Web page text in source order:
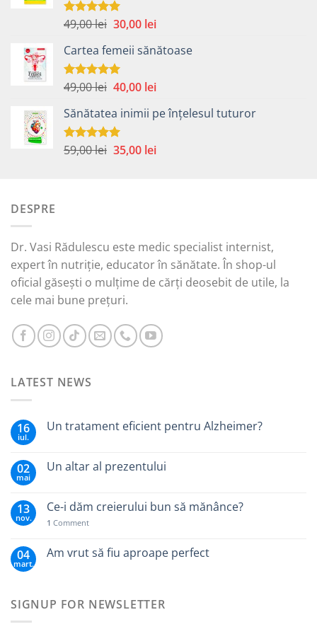
Evaluat la
49,00lei Prețul
a
fost:
49,00 lei.
30,00 leiPrețul
este:
Cartea femeii sănătoase
Evaluat la
49,00lei Prețul
a
fost:
49,00 lei.
40,00 leiPrețul
este:
Sănătatea inimii pe înțelesul tuturor
Evaluat la
59,00lei Prețul
35,00 leiPrețul
DESPRE
Dr. Vasi Rădulescu este medic specialist internist,
expert în nutriție, educator în sănătate. În shop-ul
oficial găsești o mulțime de cărți deosebit de utile, la
cele mai bune prețuri.
LATEST NEWS
16
iul.
Un tratament eficient pentru Alzheimer?
02
mai
Un altar al prezentului
13
nov.
Ce-i dăm creierului bun să mănânce?
1 Comment
04
mart.
Am vrut să fiu aproape perfect
SIGNUP FOR NEWSLETTER